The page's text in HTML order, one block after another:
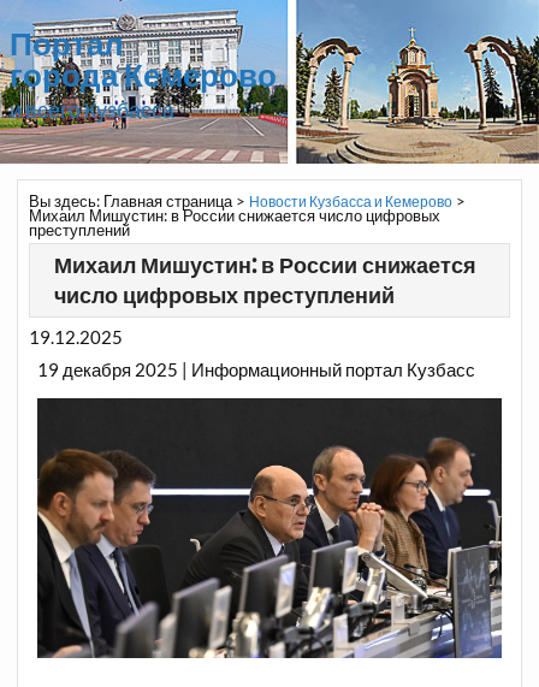
Портал
города Кемерово
и всего Кузбасса
Вы здесь: Главная страница> Новости Кузбасса и Кемерово>
Михаил Мишустин: в России снижается число цифровых
преступлений
Михаил Мишустин: в России снижается
число цифровых преступлений
19.12.2025
19 декабря 2025 | Информационный портал Кузбасс